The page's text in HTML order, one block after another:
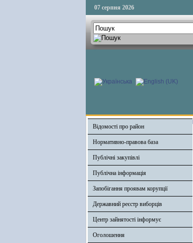
07 серпня 2026
Відомості про район
Нормативно-правова база
Публічні закупівлі
Публічна інформація
Запобігання проявам корупції
Державний реєстр виборців
Центр зайнятості інформує
Оголошення